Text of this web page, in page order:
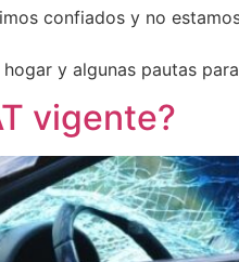
confiados y no
y algunas pautas
vigente?